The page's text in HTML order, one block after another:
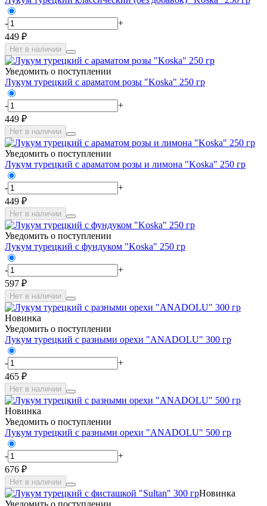
-
+
449 ₽
Нет в наличии
Уведомить о поступлении
Лукум турецкий с араматом розы "Koska" 250 гр
-
+
449 ₽
Нет в наличии
Уведомить о поступлении
Лукум турецкий с араматом розы и лимона "Koska" 250 гр
-
+
449 ₽
Нет в наличии
Уведомить о поступлении
Лукум турецкий с фундуком "Koska" 250 гр
-
+
597 ₽
Нет в наличии
Новинка
Уведомить о поступлении
Лукум турецкий с разными орехи "ANADOLU" 300 гр
-
+
465 ₽
Нет в наличии
Новинка
Уведомить о поступлении
Лукум турецкий с разными орехи "ANADOLU" 500 гр
-
+
676 ₽
Нет в наличии
Новинка
Уведомить о поступлении